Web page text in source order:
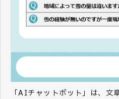
「AIチャットボット」は、文